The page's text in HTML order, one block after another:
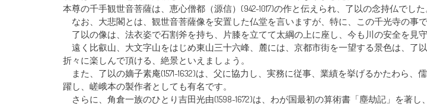
本尊の千手観世音菩薩は、恵心僧都（源信）(942-1017)の作と伝えられ、了以の念持仏でした
なお、大悲閣とは、観世音菩薩像を安置した仏堂を言いますが、特に、この千光寺の事で
了以の像は、法衣姿で石割斧を持ち、片膝を立てて太綱の上に座し、今も川の安全を見守
遠く比叡山、大文字山をはじめ東山三十六峰、麓には、京都市街を一望する景色は、了
折々に楽しんで頂ける、絶景といえましょう。
また、了以の嫡子素庵(1571-1632)は、父に協力し、実務に従事、業績を挙げるかたわら、
躍し、嵯峨本の製作者としても有名です。
さらに、角倉一族のひとり吉田光由(1598-1672)は、わが国最初の算術書「塵劫記」を著し